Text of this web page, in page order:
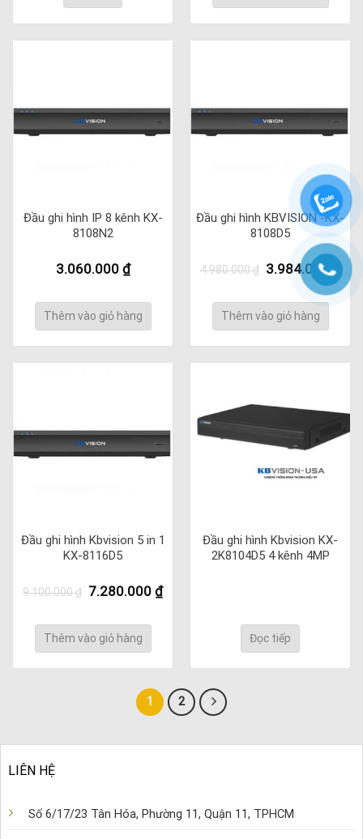
Đầu ghi hình IP 8 kênh KX-
8108N2
3.060.000 ₫
Thêm vào giỏ hàng
Đầu ghi hình KBVISION -KX-
8108D5
4.980.000₫ Giá
4.980.000 ₫.
3.984.000₫ Giá
tại
Thêm vào giỏ hàng
Đầu ghi hình Kbvision 5 in 1
KX-8116D5
9.100.000₫ Giá
9.100.000 ₫.
7.280.000₫Giá
hiện
Thêm vào giỏ hàng
Đầu ghi hình Kbvision KX-
2K8104D5 4 kênh 4MP
Đọc tiếp
1 2
LIÊN HỆ
Số 6/17/23 Tân Hóa, Phường 11, Quận 11, TPHCM